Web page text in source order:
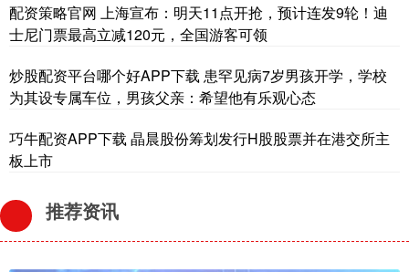
配资策略官网 上海宣布：明天11点开抢，预计连发9轮！迪
士尼门票最高立减120元，全国游客可领
炒股配资平台哪个好APP下载 患罕见病7岁男孩开学，学校
为其设专属车位，男孩父亲：希望他有乐观心态
巧牛配资APP下载 晶晨股份筹划发行H股股票并在港交所主
板上市
推荐资讯